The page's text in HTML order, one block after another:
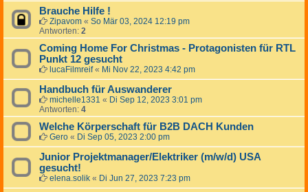
Brauche Hilfe !
Zipavom « So Mär 03, 2024 12:19 pm
Antworten: 2
Coming Home For Christmas - Protagonisten für RTL
Punkt 12 gesucht
lucaFilmreif« Mi Nov 22, 2023 4:42 pm
Handbuch für Auswanderer
michelle1331 « Di Sep 12, 2023 3:01 pm
Antworten: 4
Welche Körperschaft für B2B DACH Kunden
Gero « Di Sep 05, 2023 2:00 pm
Junior Projektmanager/Elektriker (m/w/d) USA
gesucht!
elena.solik « Di Jun 27, 2023 7:23 pm